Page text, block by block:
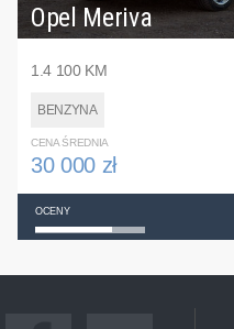
Opel Meriva
1.4 100 KM
BENZYNA
CENA ŚREDNIA
30 000 zł
OCENY